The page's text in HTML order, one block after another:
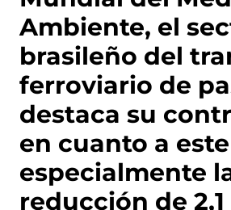
Ambiente, el
brasileño del
ferroviario de
destaca su
en cuanto a
especialmente
reducción de